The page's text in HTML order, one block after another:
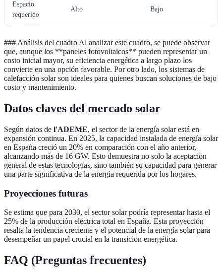
Espacio
requerido
Alto Bajo
### Análisis del cuadro Al analizar este cuadro, se puede observar
que, aunque los **paneles fotovoltaicos** pueden representar un
costo inicial mayor, su eficiencia energética a largo plazo los
convierte en una opción favorable. Por otro lado, los sistemas de
calefacción solar son ideales para quienes buscan soluciones de bajo
costo y mantenimiento.
Datos claves del mercado solar
Según datos de l'ADEME, el sector de la energía solar está en
expansión continua. En 2025, la capacidad instalada de energía solar
en España creció un 20% en comparación con el año anterior,
alcanzando más de 16 GW. Esto demuestra no solo la aceptación
general de estas tecnologías, sino también su capacidad para generar
una parte significativa de la energía requerida por los hogares.
Proyecciones futuras
Se estima que para 2030, el sector solar podría representar hasta el
25% de la producción eléctrica total en España. Esta proyección
resalta la tendencia creciente y el potencial de la energía solar para
desempeñar un papel crucial en la transición energética.
FAQ (Preguntas frecuentes)